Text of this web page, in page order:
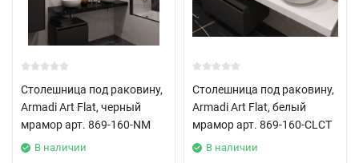
Столешница под раковину,
Armadi Art Flat, черный
мрамор арт. 869-160-NM
В наличии
Столешница под раковину,
Armadi Art Flat, белый
мрамор арт. 869-160-CLCT
В наличии